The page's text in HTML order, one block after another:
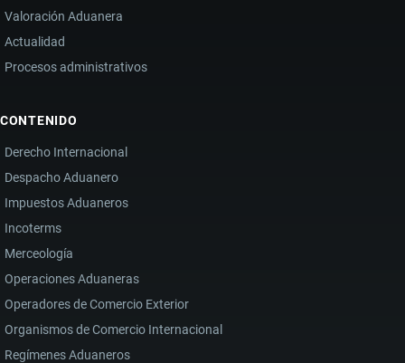
Valoración Aduanera
Actualidad
Procesos administrativos
CONTENIDO
Derecho Internacional
Despacho Aduanero
Impuestos Aduaneros
Incoterms
Merceología
Operaciones Aduaneras
Operadores de Comercio Exterior
Organismos de Comercio Internacional
Regímenes Aduaneros